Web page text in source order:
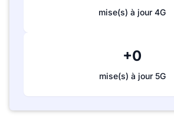
mise(s) à jour 4G
+0
mise(s) à jour 5G